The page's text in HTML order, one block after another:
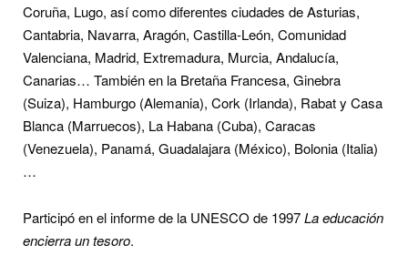
Coruña, Lugo, así como diferentes ciudades de Asturias,
Cantabria, Navarra, Aragón, Castilla-León, Comunidad
Valenciana, Madrid, Extremadura, Murcia, Andalucía,
Canarias… También en la Bretaña Francesa, Ginebra
(Suiza), Hamburgo (Alemania), Cork (Irlanda), Rabat y Casa
Blanca (Marruecos), La Habana (Cuba), Caracas
(Venezuela), Panamá, Guadalajara (México), Bolonia (Italia)
…
Participó en el informe de la UNESCO de 1997La educación
encierra un tesoro.